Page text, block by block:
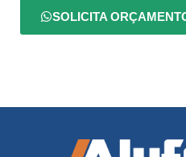
SOLICITA